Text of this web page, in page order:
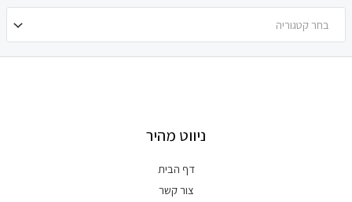
בחר קטגוריה
ניווט מהיר
דף הבית
צור קשר